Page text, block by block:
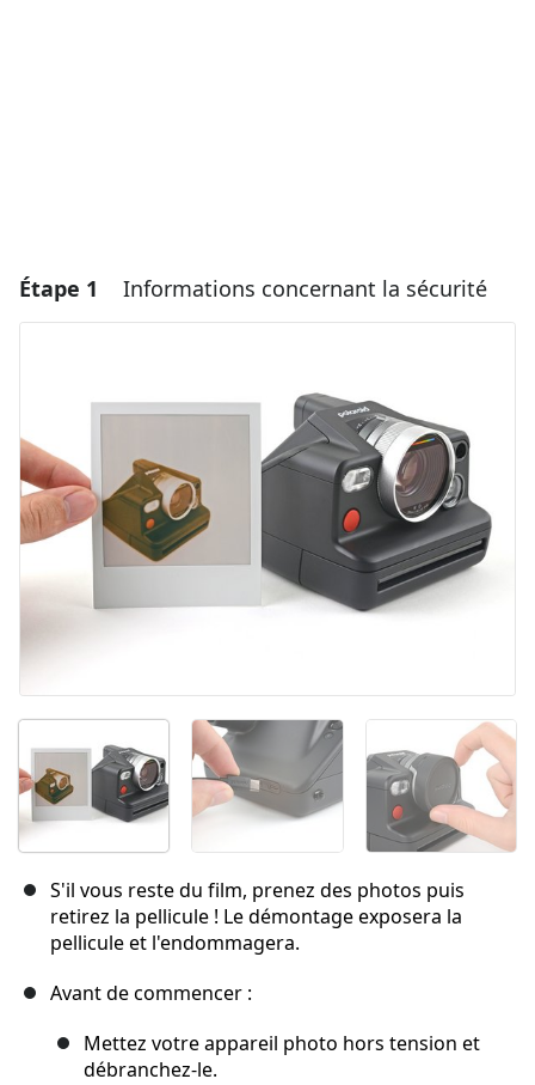
Étape 1 Informations concernant la sécurité
S'il vous reste du film, prenez des photos puis
retirez la pellicule ! Le démontage exposera la
pellicule et l'endommagera.
Avant de commencer :
Mettez votre appareil photo hors tension et
débranchez-le.